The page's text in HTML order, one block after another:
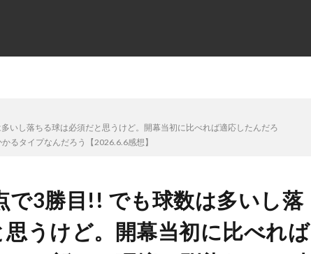
いし落ちる球は必須だと思うけど。開幕当初に比べれば適応したんだろ
るタイプなんだろう【2026.6.6感想】
で3勝目!! でも球数は多いし落
うけど。開幕当初に比べれば